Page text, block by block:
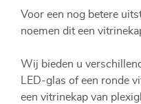
Voor een nog betere
noemen dit een
Wij bieden u
LED-glas of een ronde
een vitrinekap van